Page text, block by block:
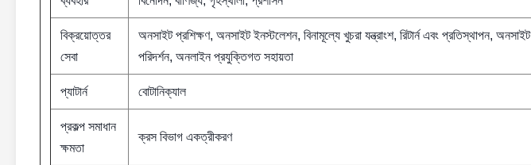
বিক্রয়োত্তর
সেবা
অনসাইট প্রশিক্ষণ, অনসাইট ইনস্টলেশন, বিনামূল্যে খুচরা যন্ত্রাংশ, রিটার্ন এবং প্রতিস্থাপন, অনসাইট
পরিদর্শন, অনলাইন প্রযুক্তিগত সহায়তা
প্যাটার্ন বোটানিক্যাল
প্রকল্প সমাধান
ক্ষমতা
ক্রস বিভাগ একত্রীকরণ